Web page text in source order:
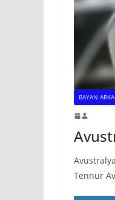
BAYAN
Tennur